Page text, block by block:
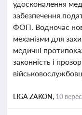
удосконалення
забезпечення
ФОП. Водночас
механізми для
медичні
законність і
LIGA ZAKON, 10